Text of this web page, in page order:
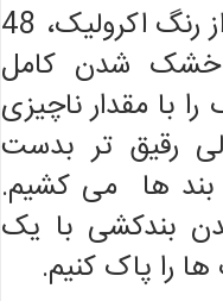
در صورت تمایل به استفاده از رنگ اکرولیک، 48
خشک شدن کامل
با مقدار ناچیزی
رقیق تر بدست
بند ها می کشیم.
بندکشی با یک
را پاک کنیم.